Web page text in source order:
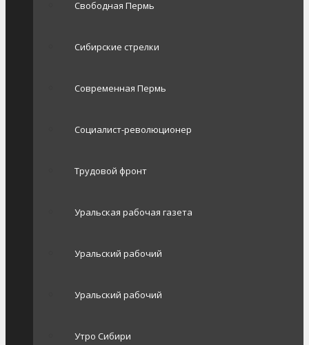
Свободная Пермь
Сибирские стрелки
Современная Пермь
Социалист-революционер
Трудовой фронт
Уральская рабочая газета
Уральский рабочий
Уральский рабочий
Утро Сибири